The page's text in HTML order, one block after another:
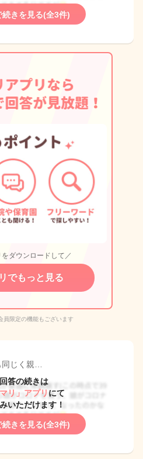
続きを見る(全3件)
ダウンロードして／
でもっと見る
員限定の機能もございます
じく親…
答の続きは
リ」アプリ にて
いただけます！
続きを見る(全3件)